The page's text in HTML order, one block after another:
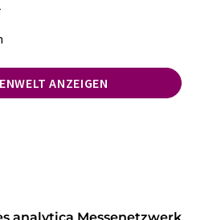
ANZEIGEN
analytica Messenetzwerk